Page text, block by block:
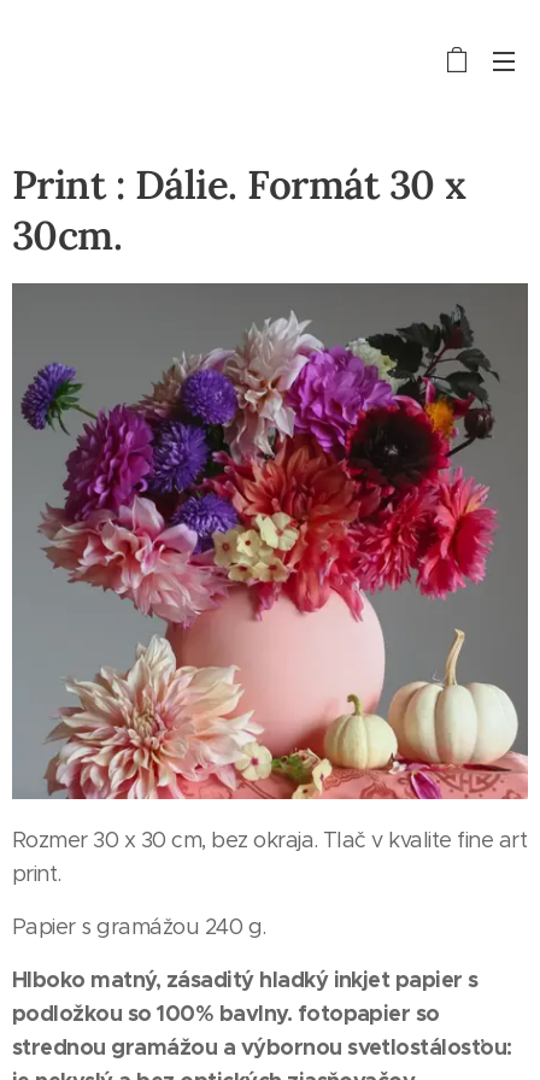
Print : Dálie. Formát 30 x
30cm.
Rozmer 30 x 30 cm, bez okraja. Tlač v kvalite fine art
print.
Papier s gramážou 240 g.
Hlboko matný, zásaditý hladký inkjet papier s
podložkou so 100% bavlny. fotopapier so
strednou gramážou a výbornou svetlostálosťou: